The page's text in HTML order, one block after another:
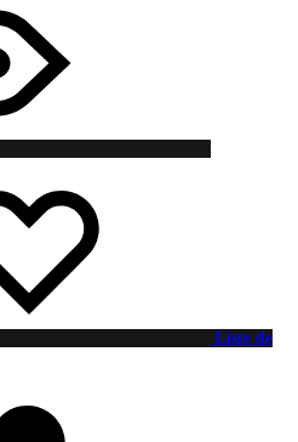
Liste de